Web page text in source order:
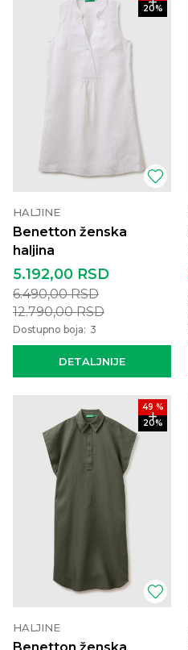
20%
HALJINE
Benetton ženska
haljina
DETALJNIJE
5.192,00 RSD
6.490,00RSD
12.790,00RSD
Dostupno boja: 3
49 %
20%
HALJINE